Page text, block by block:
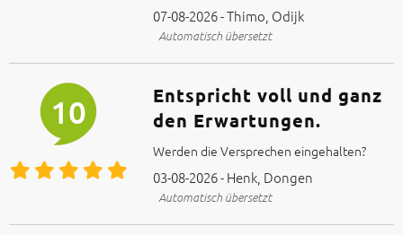
07-08-2026 - Thimo, Odijk
Automatisch übersetzt
10
Entspricht voll und ganz
den Erwartungen.
Werden die Versprechen eingehalten?
03-08-2026 - Henk, Dongen
Automatisch übersetzt